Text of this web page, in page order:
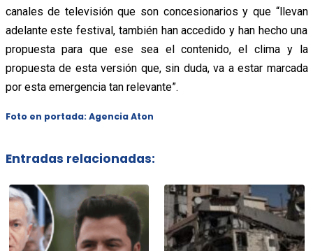
canales de televisión que son concesionarios y que “llevan
adelante este festival, también han accedido y han hecho una
propuesta para que ese sea el contenido, el clima y la
propuesta de esta versión que, sin duda, va a estar marcada
por esta emergencia tan relevante”.
Foto en portada: Agencia Aton
Entradas relacionadas: